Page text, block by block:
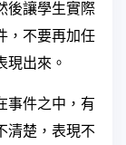
後讓學生實際
，不要再加任
現出來。
事件之中，有
清楚，表現不